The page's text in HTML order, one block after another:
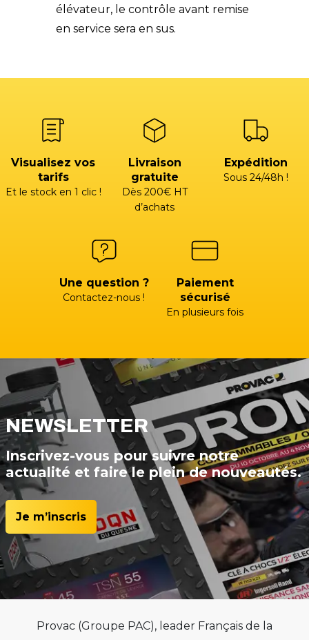
élévateur, le contrôle avant remise
en service sera en sus.
Visualisez vos
tarifs
Et le stock en 1 clic !
Livraison
gratuite
Dès 200€ HT
d’achats
Expédition
Sous 24/48h !
Une question ?
Contactez-nous !
Paiement
sécurisé
En plusieurs fois
NEWSLETTER
Inscrivez-vous pour suivre notre
actualité et faire le plein de nouveautés.
Je m’inscris
Provac (Groupe PAC), leader Français de la